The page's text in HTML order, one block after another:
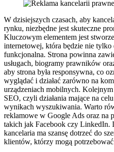
W dzisiejszych czasach, aby
rynku, niezbędne jest skuteczne
Kluczowym elementem jest
internetowej, która będzie nie tylko
funkcjonalna. Strona powinna
usługach, biogramy prawników
aby strona była responsywna, co
wyglądać i działać zarówno na
urządzeniach mobilnych.
SEO, czyli działania mające na
wynikach wyszukiwania. Warto
reklamowe w Google Ads oraz na
takich jak Facebook czy LinkedIn.
kancelaria ma szansę dotrzeć do
klientów, którzy mogą